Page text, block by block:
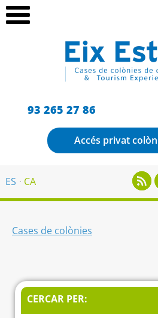
93 265 27 86
Accés privat
ES CA
Cases de colònies
CERCAR PER: